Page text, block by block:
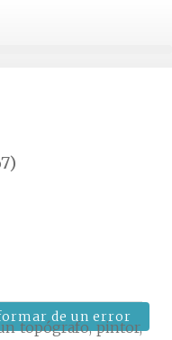
topógrafo, pintor,
de un error